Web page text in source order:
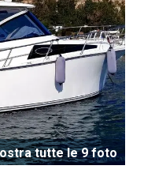
tutte le 9 foto